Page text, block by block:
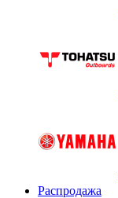
Распродажа